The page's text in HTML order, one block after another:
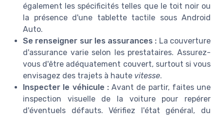
également les spécificités telles que le toit noir ou
la présence d'une tablette tactile sous Android
Auto.
Se renseigner sur les assurances : La couverture
d'assurance varie selon les prestataires. Assurez-
vous d'être adéquatement couvert, surtout si vous
envisagez des trajets à haute vitesse.
Inspecter le véhicule : Avant de partir, faites une
inspection visuelle de la voiture pour repérer
d'éventuels défauts. Vérifiez l'état général, du